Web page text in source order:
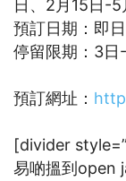
日、2月15日-5
預訂日期：即
停留限期：3日
預訂網址：
[divider
易啲搵到open